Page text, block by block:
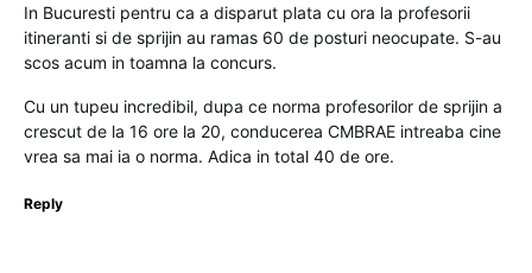
In Bucuresti pentru ca a disparut plata cu ora la profesorii
itineranti si de sprijin au ramas 60 de posturi neocupate. S-au
scos acum in toamna la concurs.
Cu un tupeu incredibil, dupa ce norma profesorilor de sprijin a
crescut de la 16 ore la 20, conducerea CMBRAE intreaba cine
vrea sa mai ia o norma. Adica in total 40 de ore.
Reply